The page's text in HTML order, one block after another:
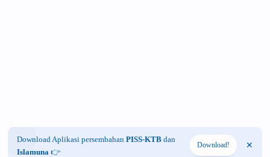
Download Aplikasi persembahan PISS-KTB dan
Islamuna 👉
Download!